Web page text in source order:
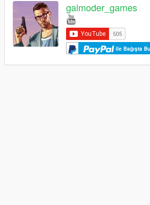
galmoder_games
ile Bağışta